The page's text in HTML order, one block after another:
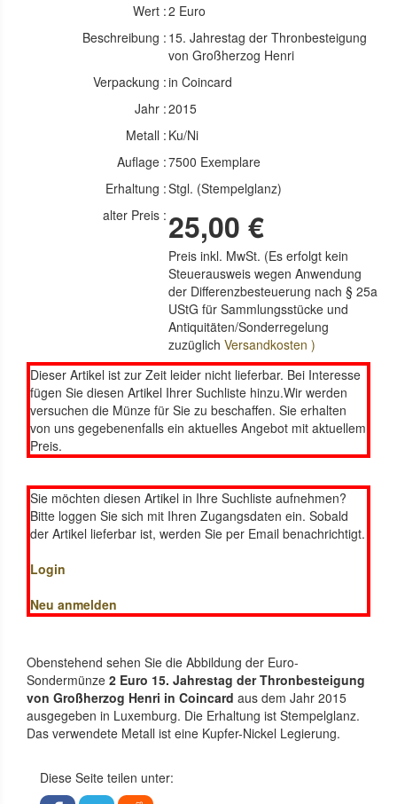
Wert :2 Euro
Beschreibung : 15. Jahrestag der Thronbesteigung
von Großherzog Henri
Verpackung :in Coincard
Jahr :2015
Metall : Ku/Ni
Auflage :7500 Exemplare
Erhaltung :Stgl. (Stempelglanz)
alter Preis : 25,00 €
Preis inkl. MwSt. (Es erfolgt kein
Steuerausweis wegen Anwendung
der Differenzbesteuerung nach § 25a
UStG für Sammlungsstücke und
Antiquitäten/Sonderregelung
zuzüglichVersandkosten )
Dieser Artikel ist zur Zeit leider nicht lieferbar. Bei Interesse
fügen Sie diesen Artikel Ihrer Suchliste hinzu.Wir werden
versuchen die Münze für Sie zu beschaffen. Sie erhalten
von uns gegebenenfalls ein aktuelles Angebot mit aktuellem
Preis.
Sie möchten diesen Artikel in Ihre Suchliste aufnehmen?
Bitte loggen Sie sich mit Ihren Zugangsdaten ein. Sobald
der Artikel lieferbar ist, werden Sie per Email benachrichtigt.
Login
Neu anmelden
Obenstehend sehen Sie die Abbildung der Euro-
Sondermünze 2 Euro 15. Jahrestag der Thronbesteigung
von Großherzog Henri in Coincard aus dem Jahr 2015
ausgegeben in Luxemburg. Die Erhaltung ist Stempelglanz.
Das verwendete Metall ist eine Kupfer-Nickel Legierung.
Diese Seite teilen unter: